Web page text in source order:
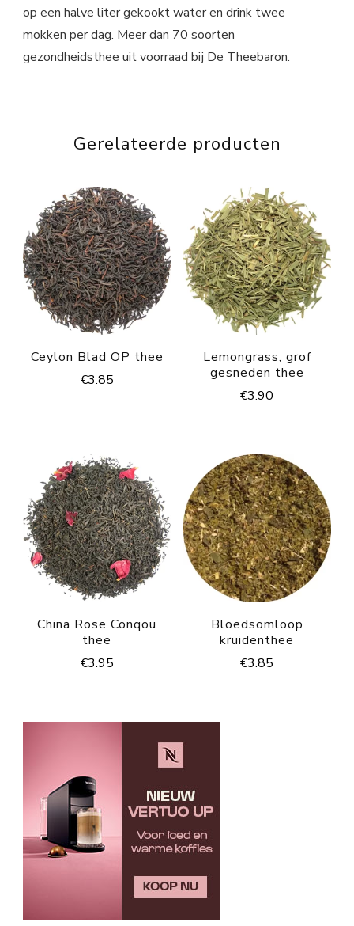
op een halve liter gekookt water en drink twee
mokken per dag. Meer dan 70 soorten
gezondheidsthee uit voorraad bij De Theebaron.
Gerelateerde producten
Ceylon Blad OP thee
€3.85
Lemongrass, grof
gesneden thee
€3.90
China Rose Conqou
thee
€3.95
Bloedsomloop
kruidenthee
€3.85